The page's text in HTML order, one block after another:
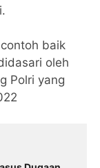
baik
oleh
Polri yang